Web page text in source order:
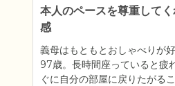
本人のペースを尊重して
感
義母はもともとおしゃべりが
97歳。長時間座っていると疲
ぐに自分の部屋に戻りたがる